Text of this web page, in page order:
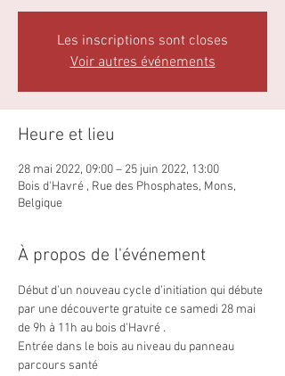
Les inscriptions sont closes
Voir autres événements
Heure et lieu
28 mai 2022, 09:00 – 25 juin 2022, 13:00
Bois d'Havré , Rue des Phosphates, Mons,
Belgique
À propos de l'événement
Début d'un nouveau cycle d'initiation qui débute
par une découverte gratuite ce samedi 28 mai
de 9h à 11h au bois d'Havré .
Entrée dans le bois au niveau du panneau
parcours santé